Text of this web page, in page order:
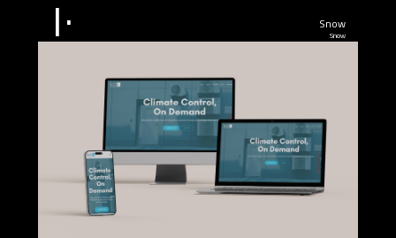
Snow
Snow ١٠